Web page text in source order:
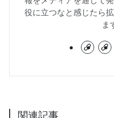
役に立つなと感じたら
ま
関連記事